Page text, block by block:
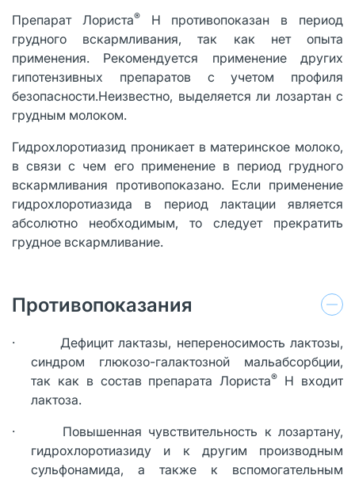
Препарат Лориста®Н противопоказан в период
грудного вскармливания, так как нет опыта
применения. Рекомендуется применение других
гипотензивных препаратов с учетом профиля
безопасности.Неизвестно, выделяется ли лозартан с
грудным молоком.
Гидрохлоротиазид проникает в материнское молоко,
в связи с чем его применение в период грудного
вскармливания противопоказано. Если применение
гидрохлоротиазида в период лактации является
абсолютно необходимым, то следует прекратить
грудное вскармливание.
Противопоказания
· Дефицит лактазы, непереносимость лактозы,
синдром глюкозо-галактозной мальабсорбции,
так как в состав препарата Лориста®
Н входит
лактоза.
· Повышенная чувствительность к лозартану,
гидрохлоротиазиду и к другим производным
сульфонамида, а также к вспомогательным